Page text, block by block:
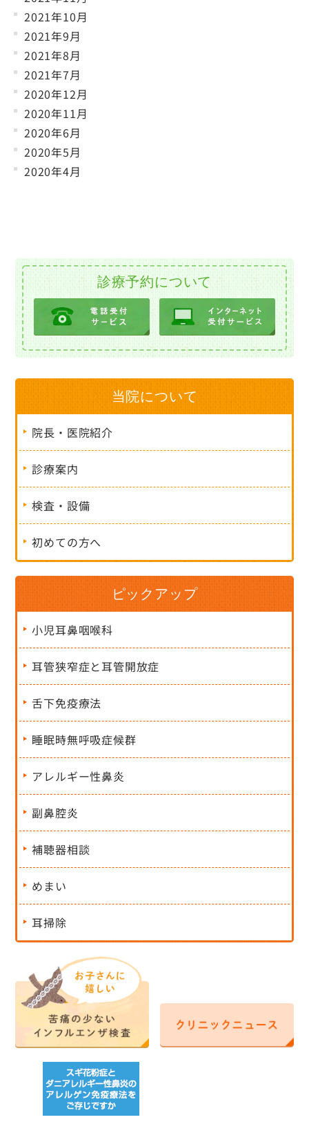
2021年10月
2021年9月
2021年8月
2021年7月
2020年12月
2020年11月
2020年6月
2020年5月
2020年4月
診療予約について
当院について
院長・医院紹介
診療案内
検査・設備
初めての方へ
ピックアップ
小児耳鼻咽喉科
耳管狭窄症と耳管開放症
舌下免疫療法
睡眠時無呼吸症候群
アレルギー性鼻炎
副鼻腔炎
補聴器相談
めまい
耳掃除